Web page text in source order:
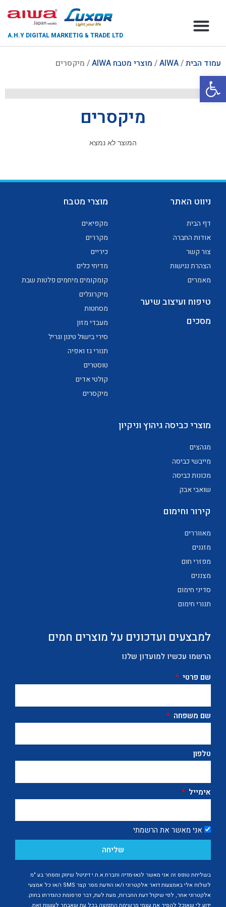
A.H.Y DIGITAL MARKETIG & TRADE LTD
עמוד הבית/
AIWA
/ מוצרי מטבח AIWA / מיקסרים
מיקסרים
המוצר לא נמצא
ניווט האתר
דף הבית
אודות החברה
צור קשר
הצהרת נגישות
מאמרים
טיפוח ועיצוב שיער
מסכים
מוצרי מטבח
מקפיאים
מקררים
כיריים
מדיחי כלים
קומקומים מיחמים פלטות שבת
מיקרוגלים
מסחטות
מעבדי מזון
סירי בישול טיגון וגריל
תנורי גז ואפיה
טוסטרים
קולטי אדים
מיקסרים
מוצרי כביסה גיהוץ וניקיון
מגהצים
מייבשי כביסה
מכונות כביסה
שואבי אבק
קירור וחימום
מאווררים
מזגנים
מפזרי חום
מצננים
סדיני חימום
תנורי חימום
למבצעים ועדכונים על מוצרים חמים
הרשמו עכשיו למועדון שלנו
שם פרטי
שם משפחה
טלפון
אימייל
אני מאשר את הרשמתי
שליחה
בשליחת טופס זה אני מאשר לגאו-מדיה וחברת א.ח.י דיגיטל שיווק ומסחר בע "מ
לשלוח אלי באמצעות דואר אלקטרוני ו/או הודעת מסר קצר SMS ו/או כל אמצעי
אלקטרוני אחר, לפי שיקול דעת החברות, מעת לעת, דבר פרסומת כהגדרתו בחוק.
ידוע לי שאוכל להסיר את עצמי מרשימת התפוצה בכל עת שאבחר לעשות זאת.
פתח סרגל נגישות